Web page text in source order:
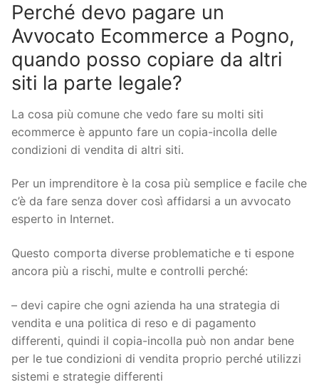
Perché devo pagare un
Avvocato Ecommerce a Pogno,
quando posso copiare da altri
siti la parte legale?
La cosa più comune che vedo fare su molti siti
ecommerce è appunto fare un copia-incolla delle
condizioni di vendita di altri siti.
Per un imprenditore è la cosa più semplice e facile che
c’è da fare senza dover così affidarsi a un avvocato
esperto in Internet.
Questo comporta diverse problematiche e ti espone
ancora più a rischi, multe e controlli perché:
– devi capire che ogni azienda ha una strategia di
vendita e una politica di reso e di pagamento
differenti, quindi il copia-incolla può non andar bene
per le tue condizioni di vendita proprio perché utilizzi
sistemi e strategie differenti